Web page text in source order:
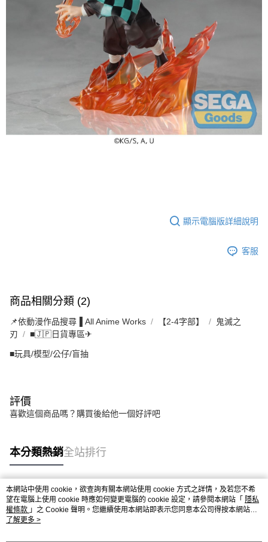
顯示電腦版詳細說明
客服
商品相關分類 (2)
📌依動漫作品搜尋▐ All Anime Works 【2-4字部】
鬼滅之
刃
■🇯🇵日貨專區✈
■玩具/模型/公仔/盲抽
評價
喜歡這個商品嗎？購買後給他一個好評吧
本分類熱銷全站排行
熱門標籤
本網站中使用 cookie，欲查詢有關本網站使用 cookie 方式之詳情，及若您不希
望在電腦上使用 cookie 時應如何變更電腦的 cookie 設定，請參閱本網站「 隱私
權條款 」之 Cookie 聲明。您繼續使用本網站即表示您同意本公司得按本網站使
用條款之 Cookie 聲明使用 cookie。
了解更多 >